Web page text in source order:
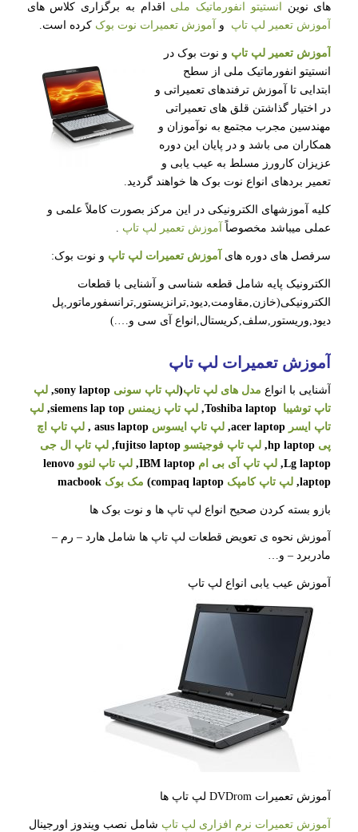
های نوین
انستیتو انفورماتیک ملی اقدام به برگزاری کلاس های
آموزش تعمیر لپ تاپ و آموزش تعمیرات نوت بوک کرده است.
آموزش تعمیر لپ تاپ و نوت بوک در
انستیتو انفورماتیک ملی از سطح
ابتدایی تا آموزش ترفندهای تعمیراتی و
در اختیار گذاشتن قلق های تعمیراتی
مهندسین مجرب مجتمع به نوآموزان و
همکاران می باشد و در پایان این دوره
عزیزان کارورز مسلط به عیب یابی و
تعمیر بردهای انواع نوت بوک ها خواهند گردید.
کلیه آموزشهای الکترونیکی در این مرکز بصورت کاملاً علمی و
عملی میباشد مخصوصاً
آموزش تعمیر لپ تاپ .
سرفصل های دوره های آموزش تعمیرات لپ تاپ و نوت بوک:
الکترونیک پایه شامل قطعه شناسی و آشنایی با قطعات
الکترونیکی(خازن,مقاومت,دیود,ترانزیستور,ترانسفورماتور,پل
دیود,وریستور,سلف,کریستال,انواع آی سی و….)
آموزش تعمیرات لپ تاپ
آشنایی با انواع مدل های لپ تاپ(لپ تاپ سونی
لپ
تاپ توشیبا
لپ تاپ زیمنس
لپ
تاپ ایسر
لپ تاپ ایسوس
لپ تاپ اچ
پی
لپ تاپ فوجیتسو
لپ تاپ ال جی
Lg laptop, لپ تاپ آی بی ام لپ تاپ لنوو lenovo
laptop, لپ تاپ کامپک مک بوک
بازو بسته کردن صحیح انواع لپ تاپ ها و نوت بوک ها
آموزش نحوه ی تعویض قطعات لپ تاپ ها شامل هارد – رم –
مادربرد – و…
آموزش عیب یابی انواع لپ تاپ
آموزش تعمیرات DVDrom لپ تاپ ها
آموزش تعمیرات نرم افزاری لپ تاپ شامل نصب ویندوز اورجینال